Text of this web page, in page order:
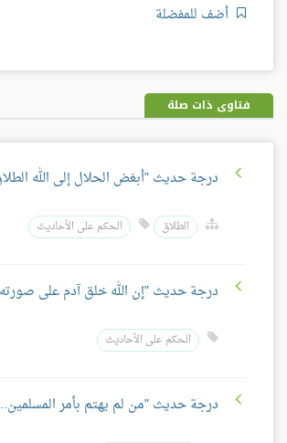
أضف للمفضلة
فتاوى ذات صلة
درجة حديث "أبغض الحلال إلى الله
الطلاق الحكم على الأحاديث
درجة حديث "إن الله خلق آدم على
الحكم على الأحاديث
درجة حديث "من لم يهتم بأمر